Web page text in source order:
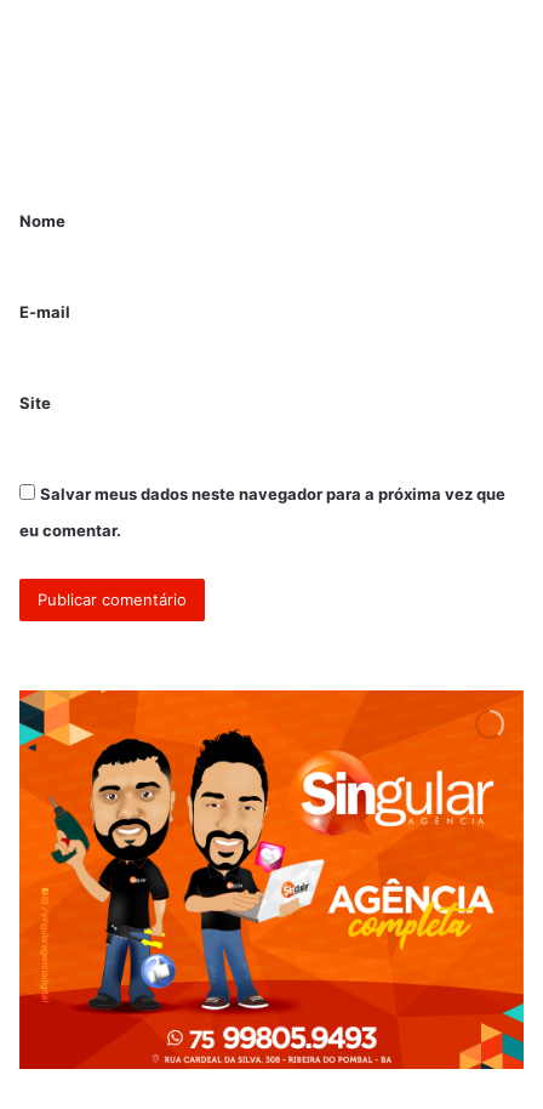
Nome
E-mail
Site
Salvar meus dados neste navegador para a próxima vez que
eu comentar.